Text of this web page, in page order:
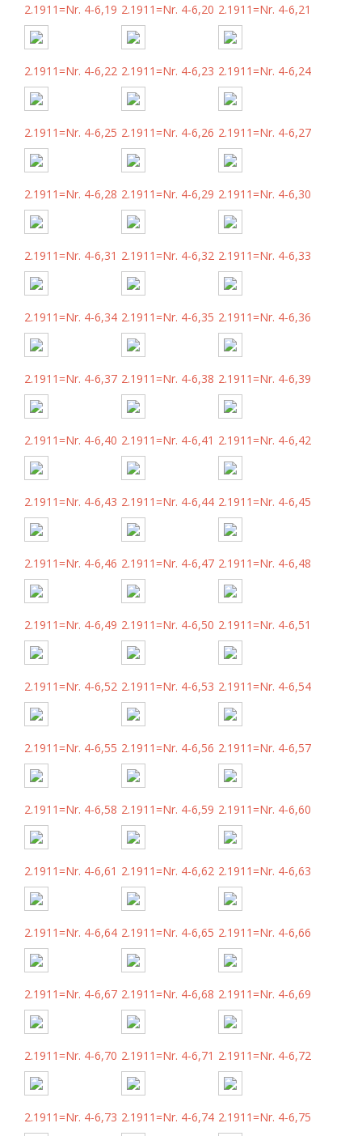
2.1911=Nr. 4-6,19 2.1911=Nr. 4-6,20 2.1911=Nr. 4-6,21
2.1911=Nr. 4-6,22 2.1911=Nr. 4-6,23 2.1911=Nr. 4-6,24
2.1911=Nr. 4-6,25 2.1911=Nr. 4-6,26 2.1911=Nr. 4-6,27
2.1911=Nr. 4-6,28 2.1911=Nr. 4-6,29 2.1911=Nr. 4-6,30
2.1911=Nr. 4-6,31 2.1911=Nr. 4-6,32 2.1911=Nr. 4-6,33
2.1911=Nr. 4-6,34 2.1911=Nr. 4-6,35 2.1911=Nr. 4-6,36
2.1911=Nr. 4-6,37 2.1911=Nr. 4-6,38 2.1911=Nr. 4-6,39
2.1911=Nr. 4-6,40 2.1911=Nr. 4-6,41 2.1911=Nr. 4-6,42
2.1911=Nr. 4-6,43 2.1911=Nr. 4-6,44 2.1911=Nr. 4-6,45
2.1911=Nr. 4-6,46 2.1911=Nr. 4-6,47 2.1911=Nr. 4-6,48
2.1911=Nr. 4-6,49 2.1911=Nr. 4-6,50 2.1911=Nr. 4-6,51
2.1911=Nr. 4-6,52 2.1911=Nr. 4-6,53 2.1911=Nr. 4-6,54
2.1911=Nr. 4-6,55 2.1911=Nr. 4-6,56 2.1911=Nr. 4-6,57
2.1911=Nr. 4-6,58 2.1911=Nr. 4-6,59 2.1911=Nr. 4-6,60
2.1911=Nr. 4-6,61 2.1911=Nr. 4-6,62 2.1911=Nr. 4-6,63
2.1911=Nr. 4-6,64 2.1911=Nr. 4-6,65 2.1911=Nr. 4-6,66
2.1911=Nr. 4-6,67 2.1911=Nr. 4-6,68 2.1911=Nr. 4-6,69
2.1911=Nr. 4-6,70 2.1911=Nr. 4-6,71 2.1911=Nr. 4-6,72
2.1911=Nr. 4-6,73 2.1911=Nr. 4-6,74 2.1911=Nr. 4-6,75